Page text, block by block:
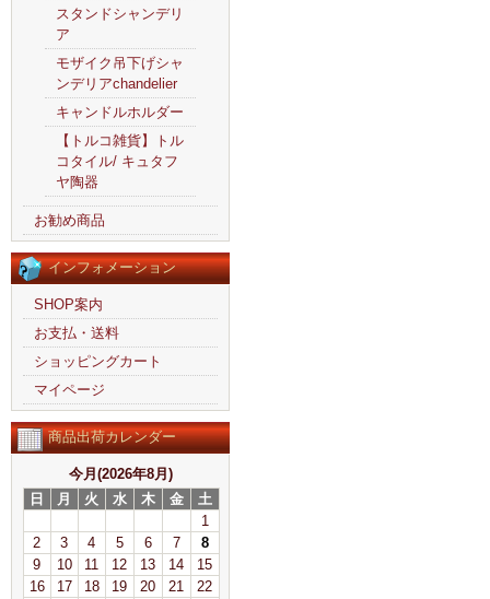
スタンドシャンデリ
ア
モザイク吊下げシャ
ンデリアchandelier
キャンドルホルダー
【トルコ雑貨】トル
コタイル/ キュタフ
ヤ陶器
お勧め商品
インフォメーション
SHOP案内
お支払・送料
ショッピングカート
マイページ
商品出荷カレンダー
今月(2026年8月)
日
月 火 水 木 金
土
1
2
3 4 5 6 7
8
9
10 11 12 13 14
15
16
17 18 19 20 21
22